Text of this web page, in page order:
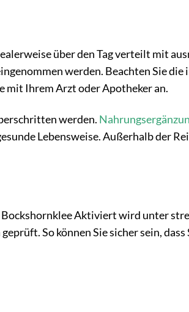
über den Tag verteilt mit
werden. Beachten Sie
mit Ihrem Arzt oder Apotheker an.
werden.
Lebensweise. Außerhalb der
Aktiviert wird unter
So können Sie sicher sein, dass